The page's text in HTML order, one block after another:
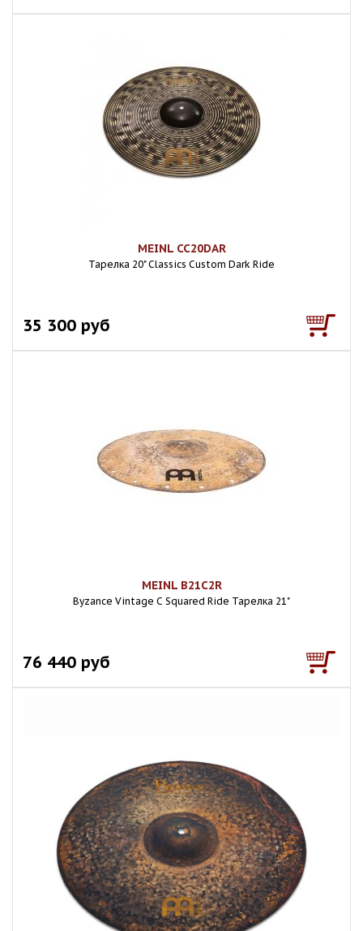
MEINL CC20DAR
Тарелка 20" Classics Custom Dark Ride
35 300 руб
MEINL B21C2R
Byzance Vintage C Squared Ride Тарелка 21"
76 440 руб